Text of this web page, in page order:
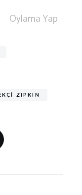
Oylama Yap
ZIPKIN